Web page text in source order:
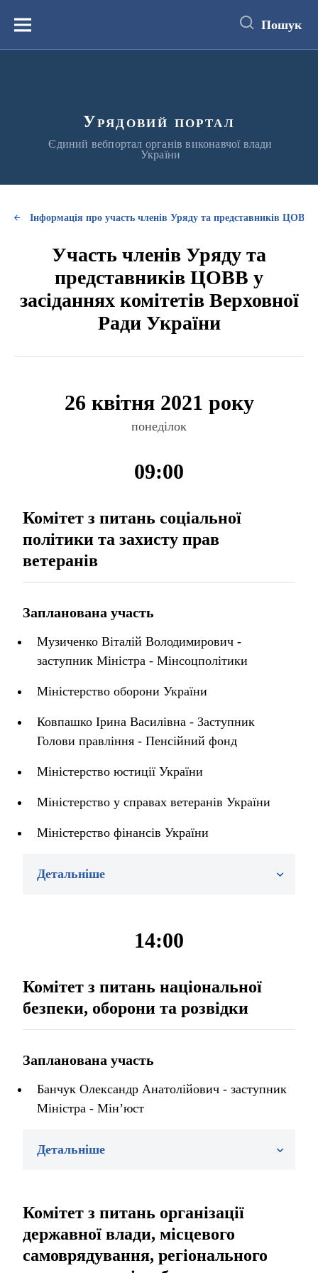
вмістуМеню Пошук
Урядовий портал
Єдиний вебпортал органів виконавчої влади
України
Інформація про участь членів Уряду та представників ЦОВВ
Участь членів Уряду та
представників ЦОВВ у
засіданнях комітетів Верховної
Ради України
26 квітня 2021 року
понеділок
09:00
Комітет з питань соціальної
політики та захисту прав
ветеранів
Запланована участь
Музиченко Віталій Володимирович -
заступник Міністра - Мінсоцполітики
Міністерство оборони України
Ковпашко Ірина Василівна - Заступник
Голови правління - Пенсійний фонд
Міністерство юстиції України
Міністерство у справах ветеранів України
Міністерство фінансів України
Детальніше
14:00
Комітет з питань національної
безпеки, оборони та розвідки
Запланована участь
Банчук Олександр Анатолійович - заступник
Міністра - Мін’юст
Детальніше
Комітет з питань організації
державної влади, місцевого
самоврядування, регіонального